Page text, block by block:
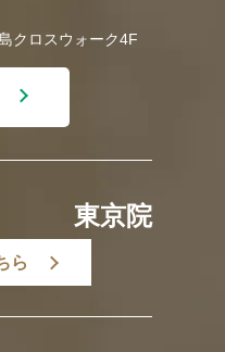
クロスウォーク4F
東京院
ら